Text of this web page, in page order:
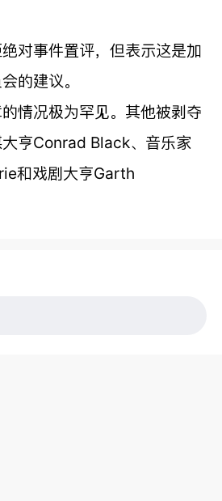
对事件置评，但表示这是加
的建议。
情况极为罕见。其他被剥夺
亨Conrad Black、音乐家
和戏剧大亨Garth